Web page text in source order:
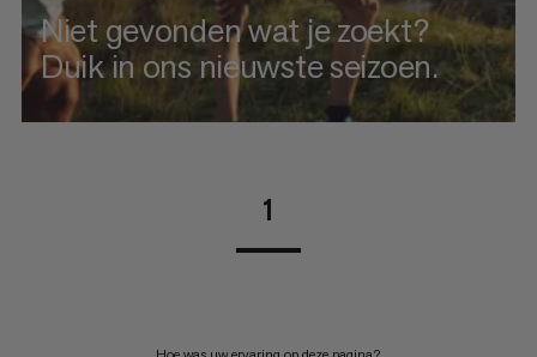
Niet gevonden wat je zoekt?
Duik in ons nieuwste seizoen.
1